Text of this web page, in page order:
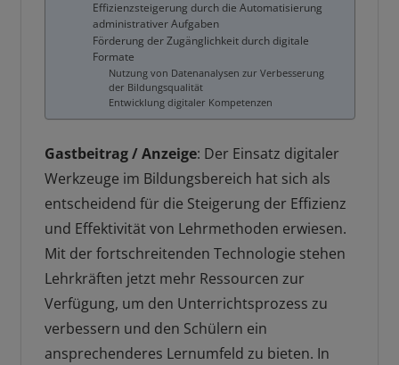
Effizienzsteigerung durch die Automatisierung
administrativer Aufgaben
Förderung der Zugänglichkeit durch digitale
Formate
Nutzung von Datenanalysen zur Verbesserung
der Bildungsqualität
Entwicklung digitaler Kompetenzen
Gastbeitrag / Anzeige: Der Einsatz digitaler
Werkzeuge im Bildungsbereich hat sich als
entscheidend für die Steigerung der Effizienz
und Effektivität von Lehrmethoden erwiesen.
Mit der fortschreitenden Technologie stehen
Lehrkräften jetzt mehr Ressourcen zur
Verfügung, um den Unterrichtsprozess zu
verbessern und den Schülern ein
ansprechenderes Lernumfeld zu bieten. In